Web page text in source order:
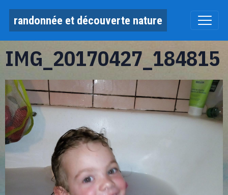
randonnée et découverte nature
IMG_20170427_184815